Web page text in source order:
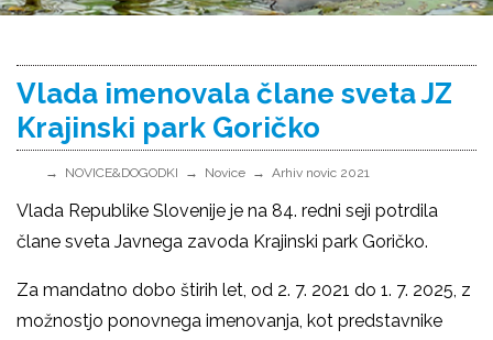
Vlada imenovala člane sveta JZ
Krajinski park Goričko
NOVICE&DOGODKI Novice Arhiv novic 2021
Vlada Republike Slovenije je na 84. redni seji potrdila
člane sveta Javnega zavoda Krajinski park Goričko.
Za mandatno dobo štirih let, od 2. 7. 2021 do 1. 7. 2025, z
možnostjo ponovnega imenovanja, kot predstavnike